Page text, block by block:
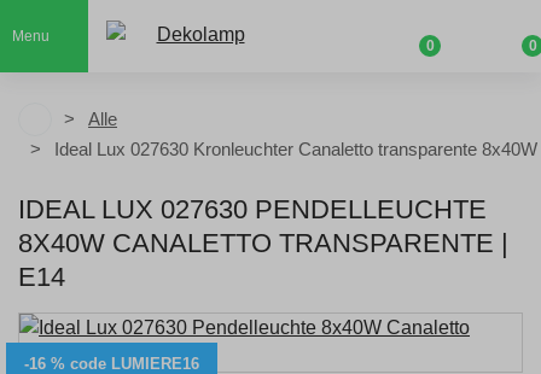
Menu
0 0
Alle
Ideal Lux 027630 Kronleuchter Canaletto transparente
IDEAL LUX 027630 PENDELLEUCHTE
8X40W CANALETTO TRANSPARENTE |
E14
-16 % code LUMIERE16